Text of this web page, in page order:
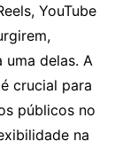
YouTube
delas. A
crucial para
públicos no
na